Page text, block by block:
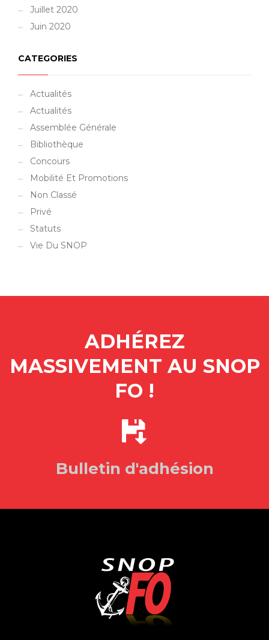
Juillet 2020
Juin 2020
CATEGORIES
Actualités
Actualités
Assemblée Générale
Bibliothèque
Concours
Mobilité Et Promotions
Non Classé
Privé
Statuts
Vie Du SNOP
ADHÉREZ
MASSIVEMENT AU SNOP
FO !
Bulletin d'adhésion